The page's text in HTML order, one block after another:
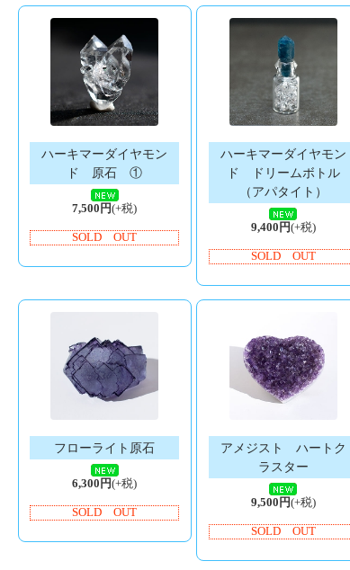
ハーキマーダイヤモン
ド 原石 ①
7,500円(+税)
SOLD OUT
ハーキマーダイヤモン
ド ドリームボトル
（アパタイト）
9,400円(+税)
SOLD OUT
フローライト原石
6,300円(+税)
SOLD OUT
アメジスト ハートク
ラスター
9,500円(+税)
SOLD OUT